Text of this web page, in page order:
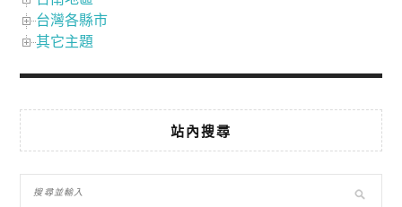
台灣各縣市
其它主題
站內搜尋